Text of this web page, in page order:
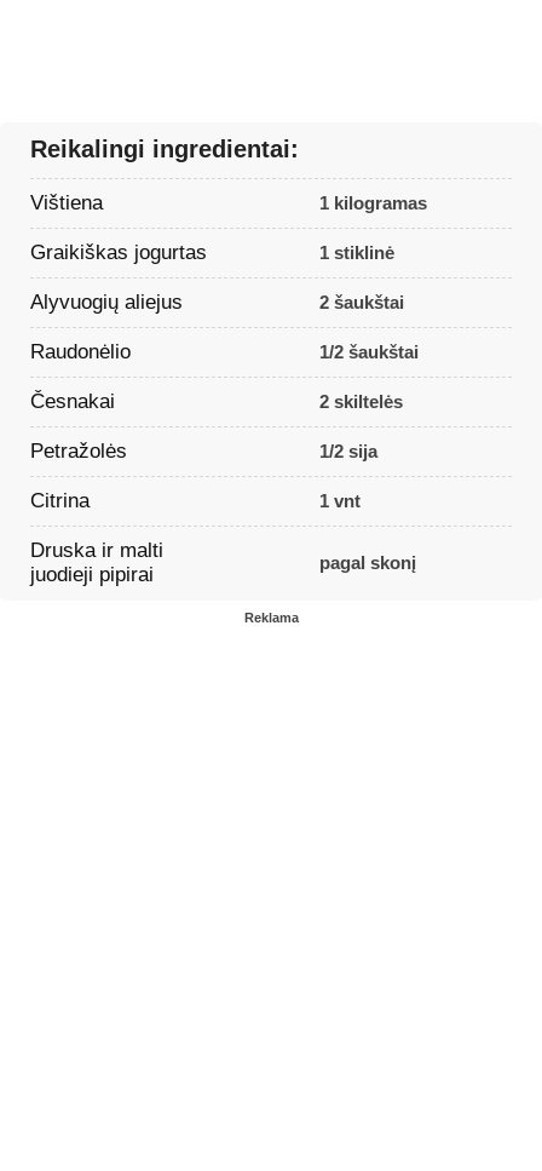
Reikalingi ingredientai:
Vištiena 1 kilogramas
Graikiškas jogurtas 1 stiklinė
Alyvuogių aliejus 2 šaukštai
Raudonėlio 1/2 šaukštai
Česnakai 2 skiltelės
Petražolės 1/2 sija
Citrina 1 vnt
Druska ir malti
juodieji pipirai
pagal skonį
Reklama